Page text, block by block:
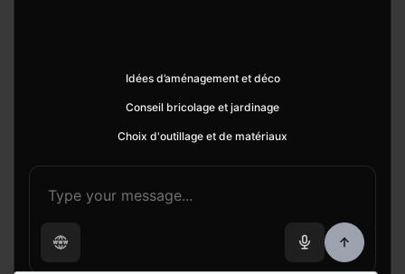
Idées d’aménagement et déco
Conseil bricolage et jardinage
Choix d'outillage et de matériaux